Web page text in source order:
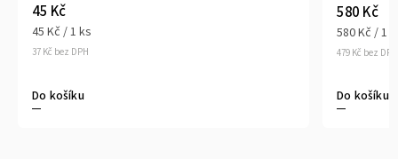
37 Kč bez DPH
45 Kč
45 Kč / 1 ks
Do košíku
479 Kč bez DPH
580 Kč
580 Kč / 1
Do košíku